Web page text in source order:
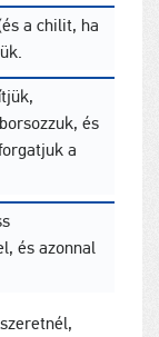
a chilit, ha
és
a
és azonnal